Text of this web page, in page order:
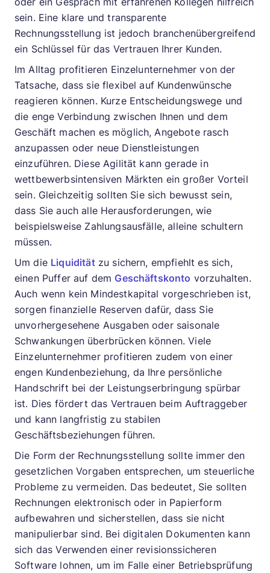
sein. Eine klare und transparente
Rechnungsstellung ist jedoch branchenübergreifend
ein Schlüssel für das Vertrauen Ihrer Kunden.
Im Alltag profitieren Einzelunternehmer von der
Tatsache, dass sie flexibel auf Kundenwünsche
reagieren können. Kurze Entscheidungswege und
die enge Verbindung zwischen Ihnen und dem
Geschäft machen es möglich, Angebote rasch
anzupassen oder neue Dienstleistungen
einzuführen. Diese Agilität kann gerade in
wettbewerbsintensiven Märkten ein großer Vorteil
sein. Gleichzeitig sollten Sie sich bewusst sein,
dass Sie auch alle Herausforderungen, wie
beispielsweise Zahlungsausfälle, alleine schultern
müssen.
Um die Liquiditätzu sichern, empfiehlt es sich,
einen Puffer auf dem Geschäftskonto vorzuhalten.
Auch wenn kein Mindestkapital vorgeschrieben ist,
sorgen finanzielle Reserven dafür, dass Sie
unvorhergesehene Ausgaben oder saisonale
Schwankungen überbrücken können. Viele
Einzelunternehmer profitieren zudem von einer
engen Kundenbeziehung, da Ihre persönliche
Handschrift bei der Leistungserbringung spürbar
ist. Dies fördert das Vertrauen beim Auftraggeber
und kann langfristig zu stabilen
Geschäftsbeziehungen führen.
Die Form der Rechnungsstellung sollte immer den
gesetzlichen Vorgaben entsprechen, um steuerliche
Probleme zu vermeiden. Das bedeutet, Sie sollten
Rechnungen elektronisch oder in Papierform
aufbewahren und sicherstellen, dass sie nicht
manipulierbar sind. Bei digitalen Dokumenten kann
sich das Verwenden einer revisionssicheren
Software lohnen, um im Falle einer Betriebsprüfung